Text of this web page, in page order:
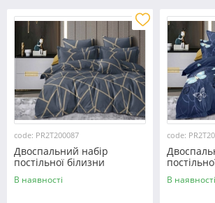
code: PR2T200087
Двоспальний набір
постільної білизни
180*220 із полікотону
№200087 Черешенька™
В наявності
code:
180*220
№200078
В наявності